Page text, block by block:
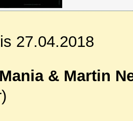
27.04.2018
& Martin